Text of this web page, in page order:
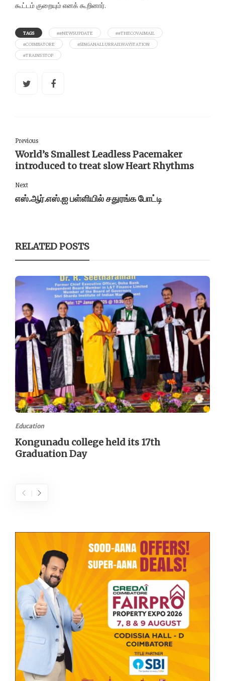
கூட்டம் குறையும் எனக் கூறினார்.
TAGS ##NEWSUPDATE
##THECOVAIMAIL
#COIMBATORE
#SINGANALLURRAILWAYSTATION
#TRAINS STOP
Previous
World’s Smallest Leadless Pacemaker
introduced to treat slow Heart Rhythms
Next
எஸ்.ஆர்.எஸ்.ஐ பள்ளியில் சதுரங்க போட்டி
RELATED POSTS
Education
Kongunadu college held its 17th
Graduation Day